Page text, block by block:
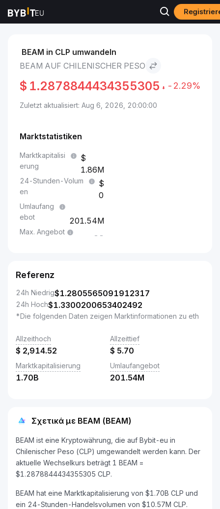
Märkte BEAM-Preis BEAM BEAM to Chilenischer Peso
BEAM in CLP umwandeln
BEAM AUF CHILENISCHER PESO
$ 1.2878844434355305 -2.29%
Zuletzt aktualisiert: Aug 6, 2026, 20:00:00
Marktstatistiken
Marktkapitalisi
erung
1.86M
24-Stunden-Volum
en
0
Umlaufang
ebot
201.54M
Max. Angebot --
Referenz
24h Niedrig$1.2805565091912317
24h Hoch$1.3300200653402492
*Die folgenden Daten zeigen Marktinformationen zu eth
Allzeithoch
$ 2,914.52
Allzeittief
$ 5.70
Marktkapitalisierung
1.70B
Umlaufangebot
201.54M
Σχετικά με BEAM (BEAM)
BEAM ist eine Kryptowährung, die auf Bybit-eu in
Chilenischer Peso (CLP) umgewandelt werden kann. Der
aktuelle Wechselkurs beträgt 1 BEAM =
$1.2878844434355305 CLP.
BEAM hat eine Marktkapitalisierung von $1.70B CLP und
ein 24-Stunden-Handelsvolumen von $10.57M CLP.